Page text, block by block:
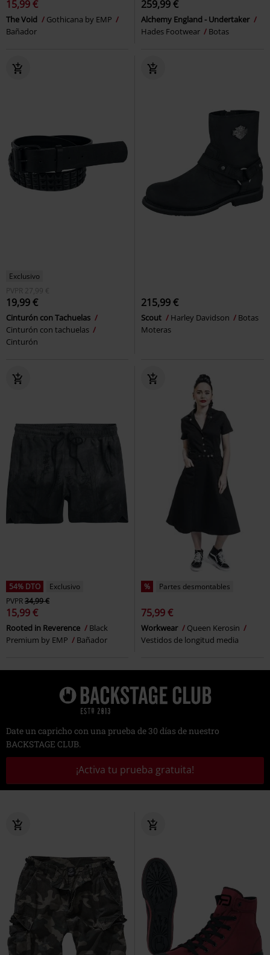
15,99 €
The Void
Gothicana by EMP
Bañador
259,99 €
Alchemy England - Undertaker
Hades Footwear
Botas
Exclusivo
PVPR 27,99 €
19,99 €
Cinturón con Tachuelas
Cinturón con tachuelas
Cinturón
215,99 €
Scout Harley Davidson
Botas
Moteras
54% DTO
Exclusivo
PVPR34,99 €
15,99 €
Rooted in Reverence
Black
Premium by EMP
Bañador
% Partes desmontables
75,99 €
Workwear
Queen Kerosin
Vestidos de longitud media
Date un capricho con una prueba de 30 días de nuestro
BACKSTAGE CLUB.
¡Activa tu prueba gratuita!